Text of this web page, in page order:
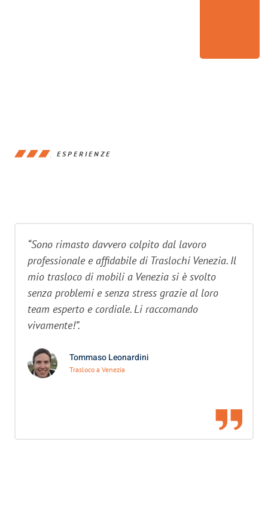
ESPERIENZE
“Sono rimasto davvero colpito dal lavoro
professionale e affidabile di Traslochi Venezia. Il
mio trasloco di mobili a Venezia si è svolto
senza problemi e senza stress grazie al loro
team esperto e cordiale. Li raccomando
vivamente!”.
Tommaso Leonardini
Trasloco a Venezia